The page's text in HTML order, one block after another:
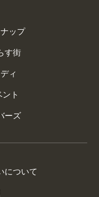
ップ
す街
ィ
ント
ーズ
について